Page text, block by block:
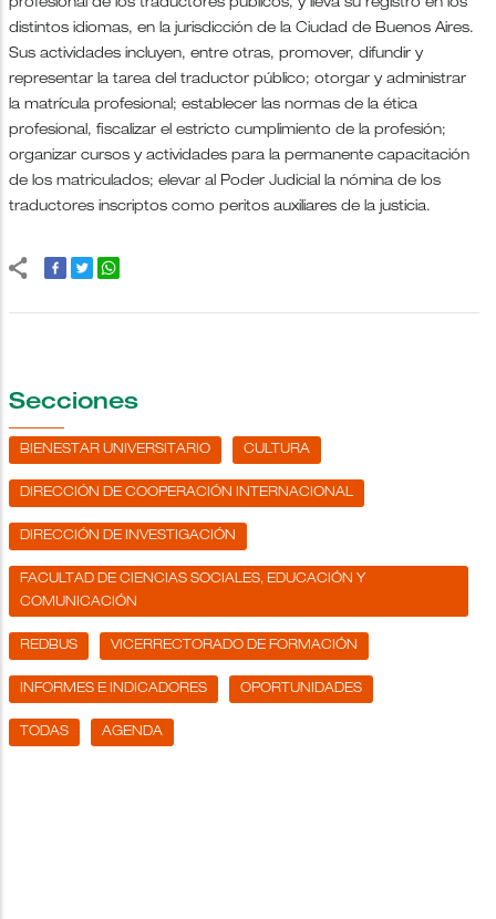
profesional de los traductores públicos, y lleva su registro en los
distintos idiomas, en la jurisdicción de la Ciudad de Buenos Aires.
Sus actividades incluyen, entre otras, promover, difundir y
representar la tarea del traductor público; otorgar y administrar
la matrícula profesional; establecer las normas de la ética
profesional, fiscalizar el estricto cumplimiento de la profesión;
organizar cursos y actividades para la permanente capacitación
de los matriculados; elevar al Poder Judicial la nómina de los
traductores inscriptos como peritos auxiliares de la justicia.
Secciones
BIENESTAR UNIVERSITARIO CULTURA
DIRECCIÓN DE COOPERACIÓN INTERNACIONAL
DIRECCIÓN DE INVESTIGACIÓN
FACULTAD DE CIENCIAS SOCIALES, EDUCACIÓN Y
COMUNICACIÓN
REDBUS VICERRECTORADO DE FORMACIÓN
INFORMES E INDICADORES OPORTUNIDADES
TODAS AGENDA